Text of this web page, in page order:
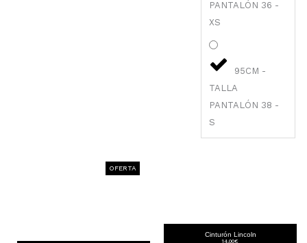
PANTALÓN 36 -
XS
95CM -
TALLA
PANTALÓN 38 -
S
OFERTA
Cinturón Lincoln
14,00€